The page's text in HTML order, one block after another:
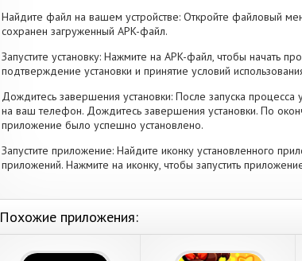
Найдите файл на вашем устройстве: Откройте файловый
сохранен загруженный APK-файл.
Запустите установку: Нажмите на APK-файл, чтобы начать
подтверждение установки и принятие условий
Дождитесь завершения установки: После запуска процесса
на ваш телефон. Дождитесь завершения установки. По
приложение было успешно установлено.
Запустите приложение: Найдите иконку установленного
приложений. Нажмите на иконку, чтобы запустить
Похожие приложения: